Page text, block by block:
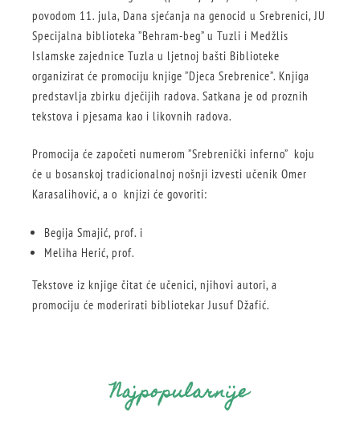
povodom 11. jula, Dana sjećanja na genocid u Srebrenici, JU
Specijalna biblioteka ”Behram-beg” u Tuzli i Medžlis
Islamske zajednice Tuzla u ljetnoj bašti Biblioteke
organizirat će promociju knjige ”Djeca Srebrenice”. Knjiga
predstavlja zbirku dječijih radova. Satkana je od proznih
tekstova i pjesama kao i likovnih radova.
Promocija će započeti numerom ”Srebrenički inferno” koju
će u bosanskoj tradicionalnoj nošnji izvesti učenik Omer
Karasalihović, a o knjizi će govoriti:
Begija Smajić, prof. i
Meliha Herić, prof.
Tekstove iz knjige čitat će učenici, njihovi autori, a
promociju će moderirati bibliotekar Jusuf Džafić.
Najpopularnije